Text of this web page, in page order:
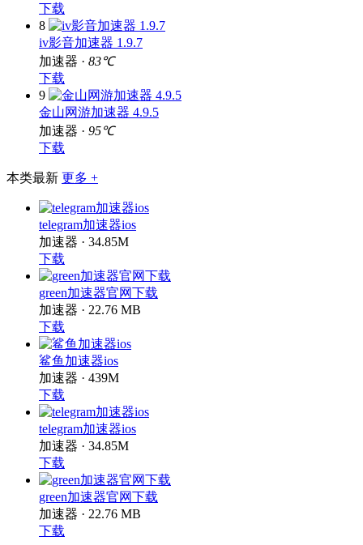
下载
8
iv影音加速器 1.9.7
加速器 · 83℃
下载
9
金山网游加速器 4.9.5
加速器 · 95℃
下载
本类最新 更多 +
telegram加速器ios
加速器 · 34.85M
下载
green加速器官网下载
加速器 · 22.76 MB
下载
鲨鱼加速器ios
加速器 · 439M
下载
telegram加速器ios
加速器 · 34.85M
下载
green加速器官网下载
加速器 · 22.76 MB
下载